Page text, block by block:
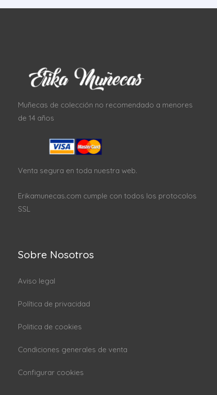
Muñecas de colección no recomendado a menores
de 14 años
Venta segura en toda nuestra web.
Erikamunecas.com cumple con todos los protocolos
SSL
Sobre Nosotros
Aviso legal
Política de privacidad
Politica de cookies
Condiciones generales de venta
Configurar cookies